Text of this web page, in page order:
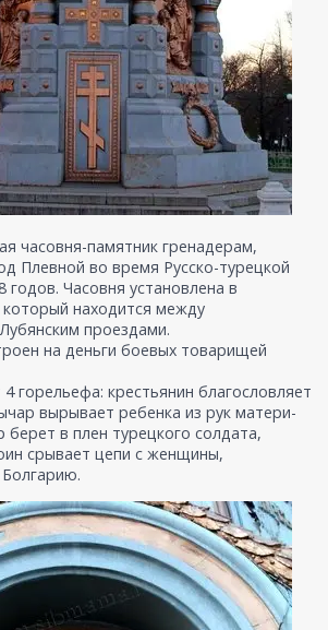
часовня-памятник гренадерам,
Плевной во время Русско-турецкой
годов. Часовня установлена в
находится между
проездами.
на деньги боевых товарищей
горельефа: крестьянин благословляет
вырывает ребенка из рук матери-
берет в плен турецкого солдата,
срывает цепи с женщины,